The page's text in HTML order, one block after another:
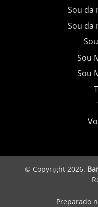
Sou da
Sou da
Sou
Sou
© Copyright 2026.
Preparado